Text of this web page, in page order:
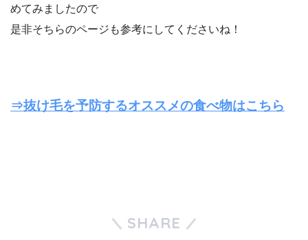
めてみましたので
是非そちらのページも参考にしてくださいね！
⇒抜け毛を予防するオススメの食べ物はこちら
SHARE